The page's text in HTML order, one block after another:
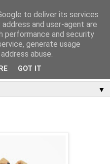
▼
to deliver its services
and user-agent are
performance and security
generate usage
abuse.
GOT IT